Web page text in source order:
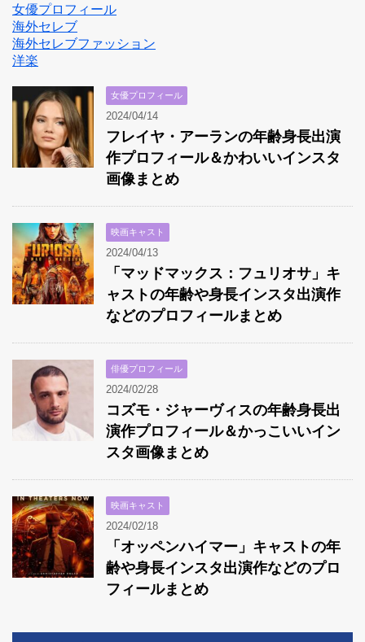
女優プロフィール
海外セレブ
海外セレブファッション
洋楽
女優プロフィール
2024/04/14
フレイヤ・アーランの年齢身長出演
作プロフィール＆かわいいインスタ
画像まとめ
映画キャスト
2024/04/13
「マッドマックス：フュリオサ」キ
ャストの年齢や身長インスタ出演作
などのプロフィールまとめ
俳優プロフィール
2024/02/28
コズモ・ジャーヴィスの年齢身長出
演作プロフィール＆かっこいいイン
スタ画像まとめ
映画キャスト
2024/02/18
「オッペンハイマー」キャストの年
齢や身長インスタ出演作などのプロ
フィールまとめ